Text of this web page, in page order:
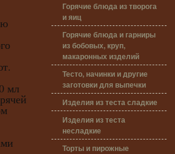
мл
Горячие блюда из творога
и яиц
Горячие блюда и гарниры
из бобовых, круп,
макаронных изделий
Тесто, начинки и другие
заготовки для выпечки
Изделия из теста сладкие
Изделия из теста
несладкие
Торты и пирожные